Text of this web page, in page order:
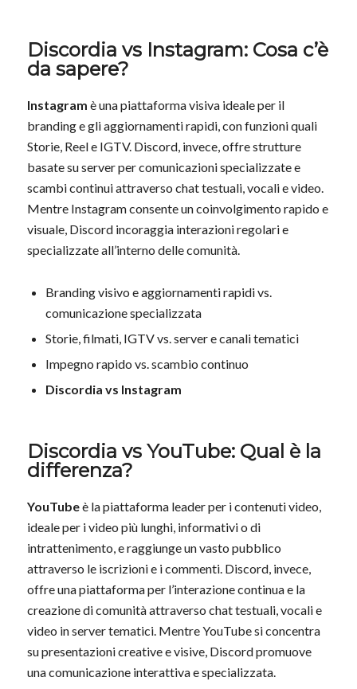
Discordia vs Instagram: Cosa c’è
da sapere?
Instagram è una piattaforma visiva ideale per il
branding e gli aggiornamenti rapidi, con funzioni quali
Storie, Reel e IGTV. Discord, invece, offre strutture
basate su server per comunicazioni specializzate e
scambi continui attraverso chat testuali, vocali e video.
Mentre Instagram consente un coinvolgimento rapido e
visuale, Discord incoraggia interazioni regolari e
specializzate all’interno delle comunità.
Branding visivo e aggiornamenti rapidi vs.
comunicazione specializzata
Storie, filmati, IGTV vs. server e canali tematici
Impegno rapido vs. scambio continuo
Discordia vs Instagram
Discordia vs YouTube: Qual è la
differenza?
YouTubeè la piattaforma leader per i contenuti video,
ideale per i video più lunghi, informativi o di
intrattenimento, e raggiunge un vasto pubblico
attraverso le iscrizioni e i commenti. Discord, invece,
offre una piattaforma per l’interazione continua e la
creazione di comunità attraverso chat testuali, vocali e
video in server tematici. Mentre YouTube si concentra
su presentazioni creative e visive, Discord promuove
una comunicazione interattiva e specializzata.